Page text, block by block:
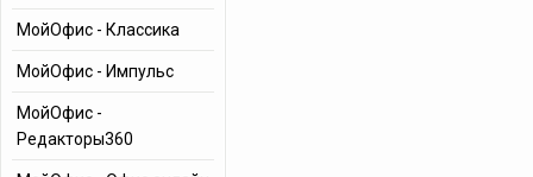
МойОфис - Классика
МойОфис - Импульс
МойОфис -
Редакторы360